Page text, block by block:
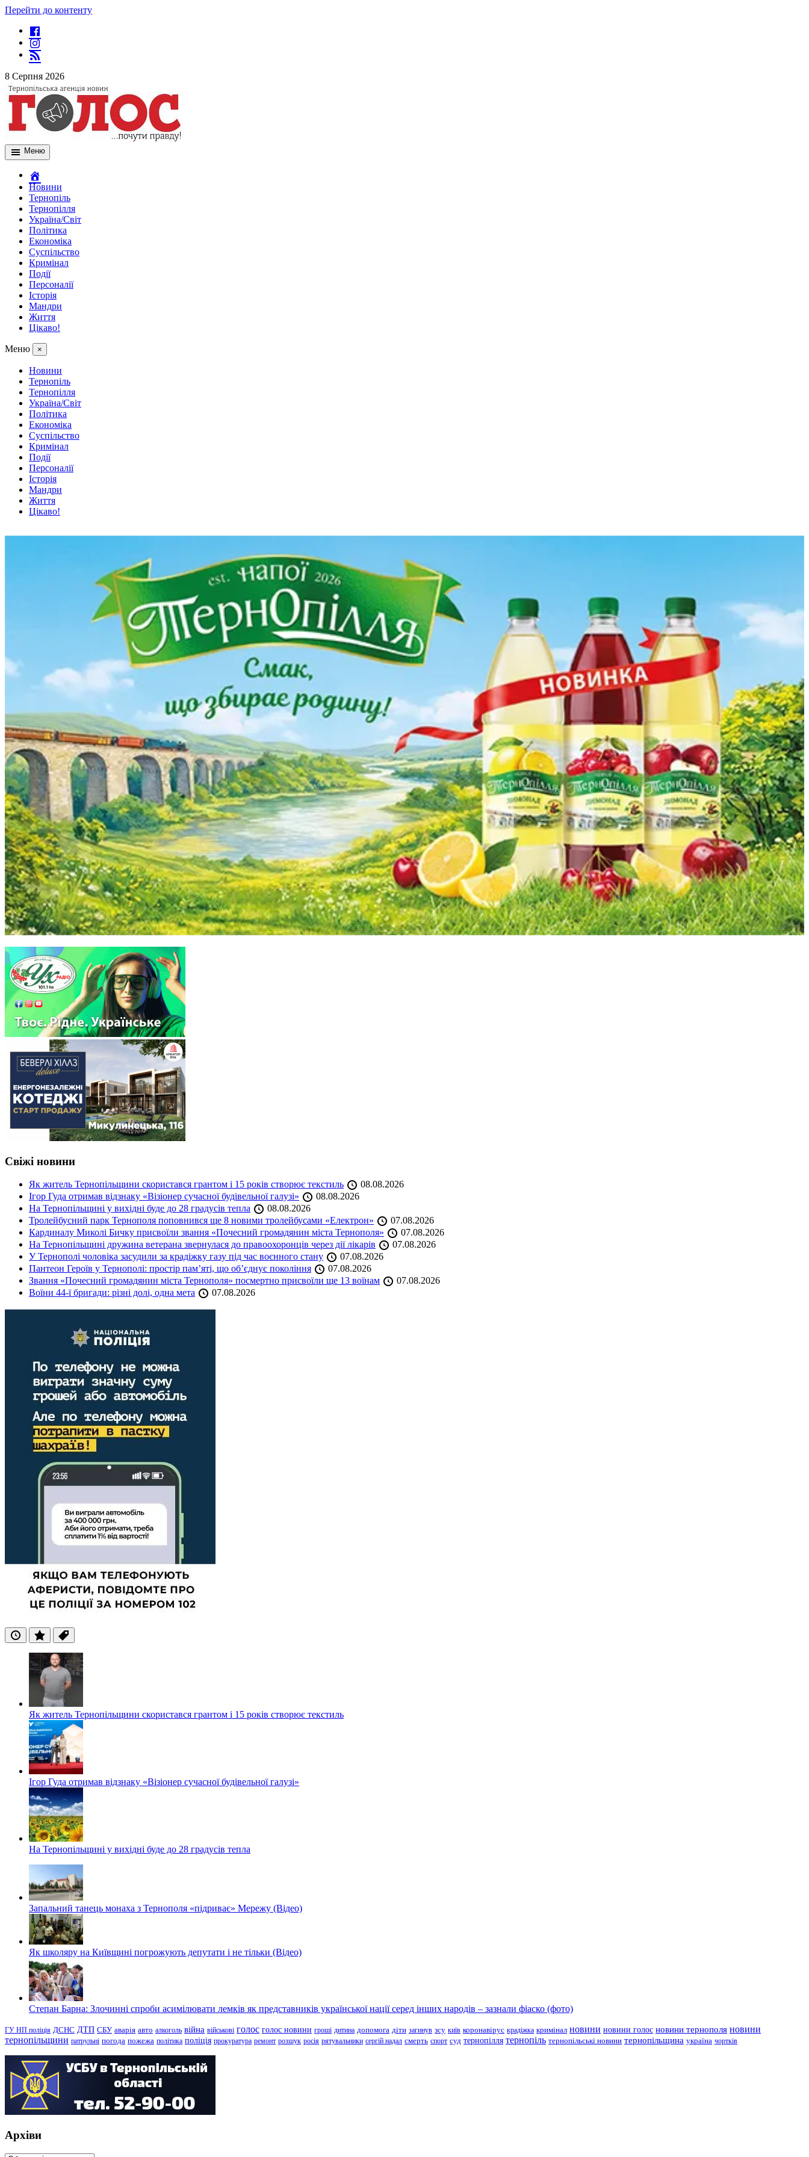
Перейти до контенту
8 Серпня 2026
Меню
Новини
Тернопіль
Тернопілля
Україна/Світ
Політика
Економіка
Суспільство
Кримінал
Події
Персоналії
Історія
Мандри
Життя
Цікаво!
Меню ×
Новини
Тернопіль
Тернопілля
Україна/Світ
Політика
Економіка
Суспільство
Кримінал
Події
Персоналії
Історія
Мандри
Життя
Цікаво!
Свіжі новини
Як житель Тернопільщини скористався грантом і 15 років створює текстиль
08.08.2026
Ігор Гуда отримав відзнаку «Візіонер сучасної будівельної галузі»
08.08.2026
На Тернопільщині у вихідні буде до 28 градусів тепла
08.08.2026
Тролейбусний парк Тернополя поповнився ще 8 новими тролейбусами «Електрон»
07.08.2026
Кардиналу Миколі Бичку присвоїли звання «Почесний громадянин міста Тернополя»
07.08.2026
На Тернопільщині дружина ветерана звернулася до правоохоронців через дії лікарів
07.08.2026
У Тернополі чоловіка засудили за крадіжку газу під час воєнного стану
07.08.2026
Пантеон Героїв у Тернополі: простір пам’яті, що об’єднує покоління
07.08.2026
Звання «Почесний громадянин міста Тернополя» посмертно присвоїли ще 13 воїнам
07.08.2026
Воїни 44-ї бригади: різні долі, одна мета
07.08.2026
ОстанніПопулярні
Теги
Як житель Тернопільщини скористався грантом і 15 років створює текстиль
Ігор Гуда отримав відзнаку «Візіонер сучасної будівельної галузі»
На Тернопільщині у вихідні буде до 28 градусів тепла
Запальний танець монаха з Тернополя «підриває» Мережу (Відео)
Як школяру на Київщині погрожують депутати і не тільки (Відео)
Степан Барна: Злочинні спроби асимілювати лемків як представників української нації серед інших народів – зазнали фіаско (фото)
ГУ НП поліція ДСНС ДТП СБУ аварія авто алкоголь війна військові голос голос новини гроші дитина допомога діти загинув зсу київ коронавірус крадіжка кримінал новини новини голос новини тернополя новини
тернопільщини патрульні погода пожежа політика поліція прокуратура ремонт розшук росія рятувальники сергій надал смерть спорт суд тернопілля тернопіль тернопільські новини тернопільщина україна чортків
Архіви